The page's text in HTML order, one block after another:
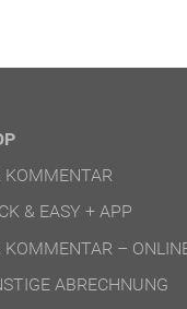
KOMMENTAR
& EASY + APP
KOMMENTAR –
ABRECHNUNG